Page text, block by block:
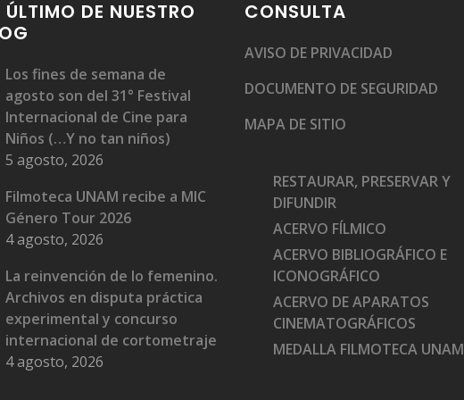
ÚLTIMO DE NUESTRO
Los fines de semana de
agosto son del 31° Festival
Internacional de Cine para
Niños (…Y no tan niños)
5 agosto, 2026
Filmoteca UNAM recibe a MIC
Género Tour 2026
4 agosto, 2026
La reinvención de lo femenino.
Archivos en disputa práctica
experimental y concurso
internacional de cortometraje
4 agosto, 2026
CONSULTA
AVISO DE PRIVACIDAD
DOCUMENTO DE SEGURIDAD
MAPA DE SITIO
RESTAURAR, PRESERVAR Y
DIFUNDIR
ACERVO FÍLMICO
ACERVO BIBLIOGRÁFICO E
ICONOGRÁFICO
ACERVO DE APARATOS
CINEMATOGRÁFICOS
MEDALLA FILMOTECA UNAM